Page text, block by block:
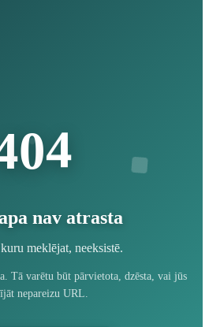
04
nav atrasta
meklējat, neeksistē.
Tā varētu būt pārvietota, dzēsta, vai jūs
nepareizu URL.